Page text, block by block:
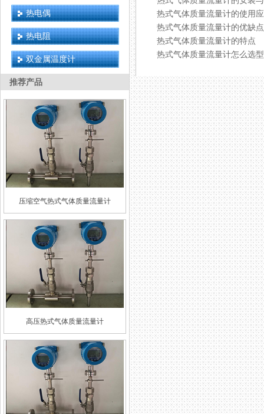
热电偶
热电阻
双金属温度计
推荐产品
压缩空气热式气体质量流量计
高压热式气体质量流量计
热式气体质量流量计的使用
热式气体质量流量计的优缺点
热式气体质量流量计的特点
热式气体质量流量计怎么选型